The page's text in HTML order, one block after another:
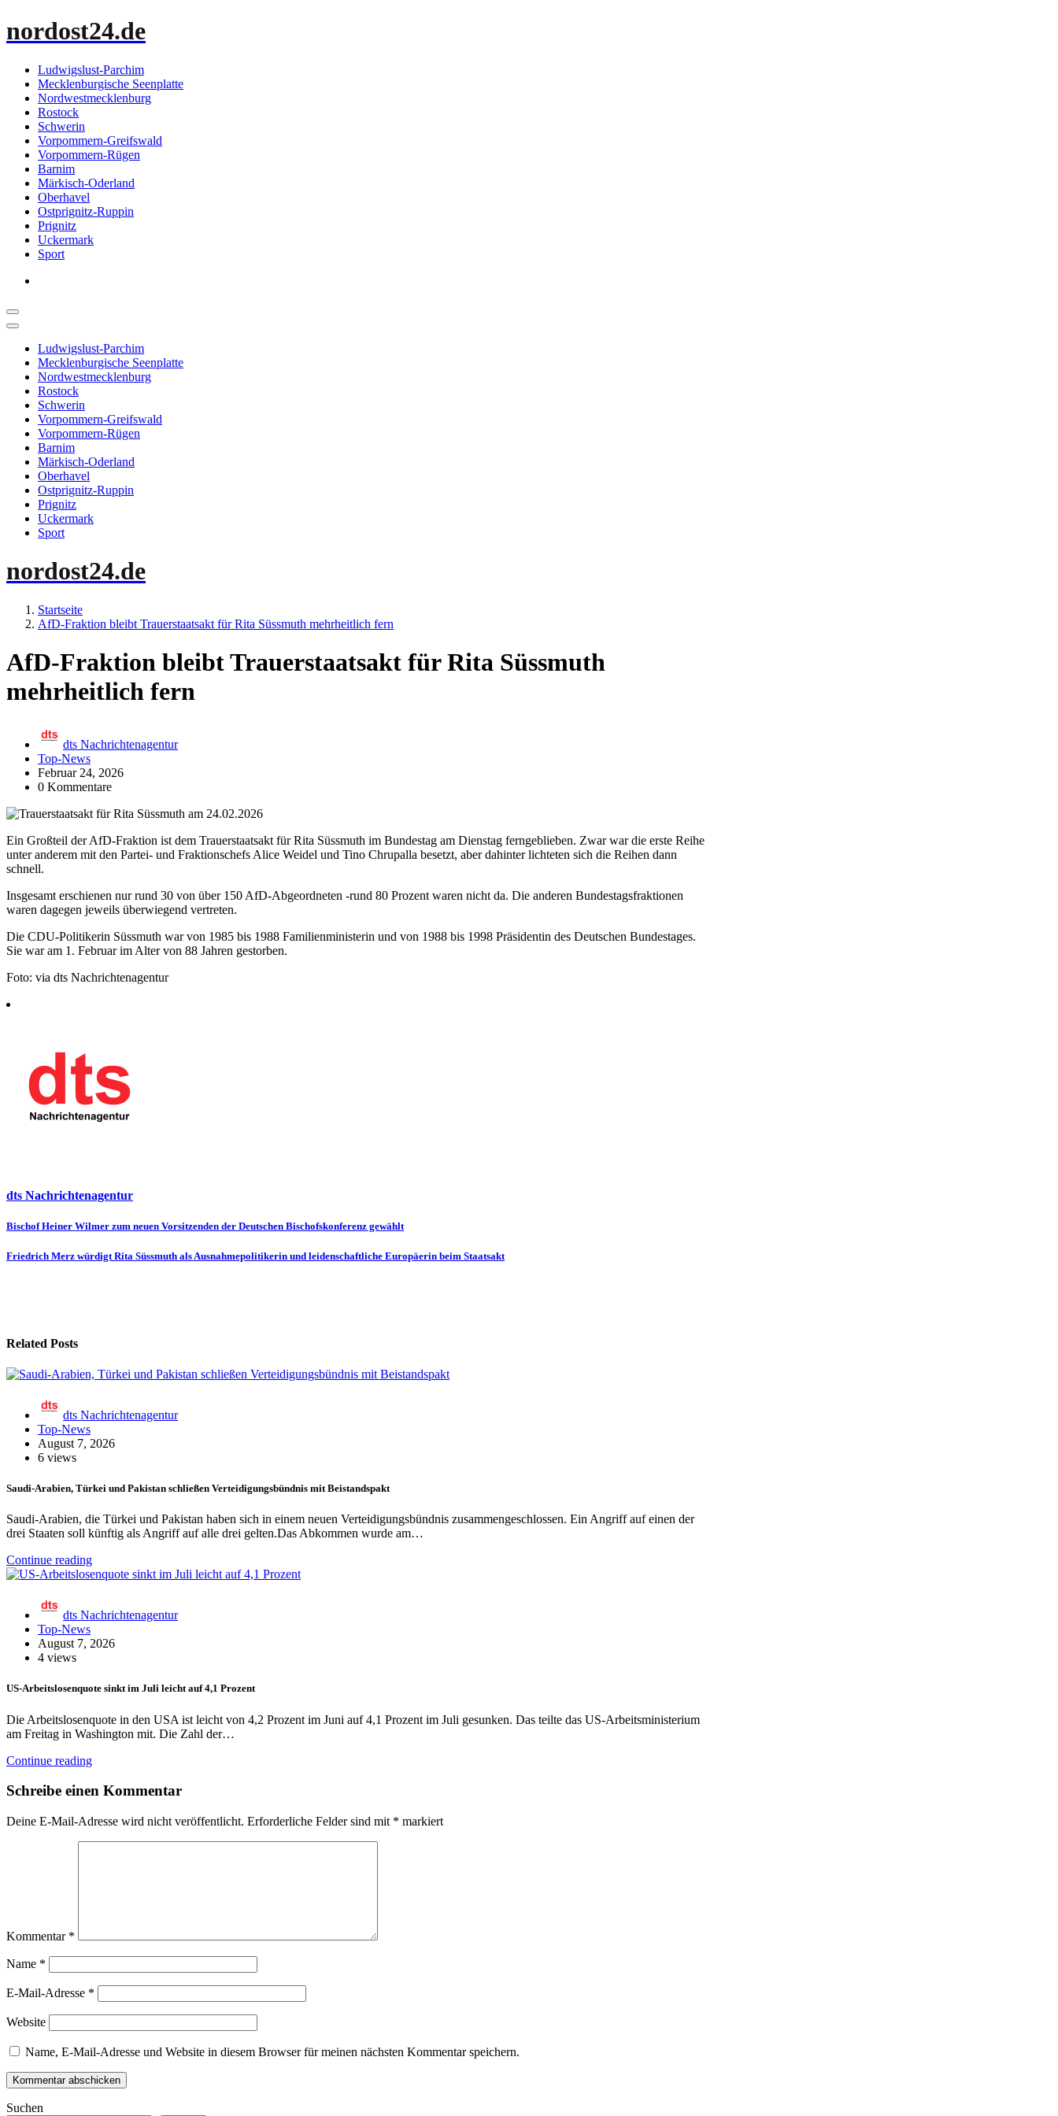
Inhalt
nordost24.de
Ludwigslust-Parchim
Mecklenburgische Seenplatte
Nordwestmecklenburg
Rostock
Schwerin
Vorpommern-Greifswald
Vorpommern-Rügen
Barnim
Märkisch-Oderland
Oberhavel
Ostprignitz-Ruppin
Prignitz
Uckermark
Sport
Ludwigslust-Parchim
Mecklenburgische Seenplatte
Nordwestmecklenburg
Rostock
Schwerin
Vorpommern-Greifswald
Vorpommern-Rügen
Barnim
Märkisch-Oderland
Oberhavel
Ostprignitz-Ruppin
Prignitz
Uckermark
Sport
nordost24.de
Startseite
AfD-Fraktion bleibt Trauerstaatsakt für Rita Süssmuth mehrheitlich fern
AfD-Fraktion bleibt Trauerstaatsakt für Rita Süssmuth
mehrheitlich fern
dts Nachrichtenagentur
Top-News
Februar 24, 2026
0 Kommentare
Ein Großteil der AfD-Fraktion ist dem Trauerstaatsakt für Rita Süssmuth im Bundestag am Dienstag ferngeblieben. Zwar war die erste Reihe
unter anderem mit den Partei- und Fraktionschefs Alice Weidel und Tino Chrupalla besetzt, aber dahinter lichteten sich die Reihen dann
schnell.
Insgesamt erschienen nur rund 30 von über 150 AfD-Abgeordneten -rund 80 Prozent waren nicht da. Die anderen Bundestagsfraktionen
waren dagegen jeweils überwiegend vertreten.
Die CDU-Politikerin Süssmuth war von 1985 bis 1988 Familienministerin und von 1988 bis 1998 Präsidentin des Deutschen Bundestages.
Sie war am 1. Februar im Alter von 88 Jahren gestorben.
Foto: via dts Nachrichtenagentur
dts Nachrichtenagentur
Beitragsnavigation
Bischof Heiner Wilmer zum neuen Vorsitzenden der Deutschen Bischofskonferenz gewählt
Friedrich Merz würdigt Rita Süssmuth als Ausnahmepolitikerin und leidenschaftliche Europäerin beim Staatsakt
Related Posts
dts Nachrichtenagentur
Top-News
August 7, 2026
6 views
Saudi-Arabien, Türkei und Pakistan schließen Verteidigungsbündnis mit Beistandspakt
Saudi-Arabien, die Türkei und Pakistan haben sich in einem neuen Verteidigungsbündnis zusammengeschlossen. Ein Angriff auf einen der
drei Staaten soll künftig als Angriff auf alle drei gelten.Das Abkommen wurde am…
Continue reading
dts Nachrichtenagentur
Top-News
August 7, 2026
4 views
US-Arbeitslosenquote sinkt im Juli leicht auf 4,1 Prozent
Die Arbeitslosenquote in den USA ist leicht von 4,2 Prozent im Juni auf 4,1 Prozent im Juli gesunken. Das teilte das US-Arbeitsministerium
am Freitag in Washington mit. Die Zahl der…
Continue reading
Schreibe einen Kommentar
Deine E-Mail-Adresse wird nicht veröffentlicht. Erforderliche Felder sind mit * markiert
Kommentar *
Name *
E-Mail-Adresse *
Website
Name, E-Mail-Adresse und Website in diesem Browser für meinen nächsten Kommentar speichern.
Suchen